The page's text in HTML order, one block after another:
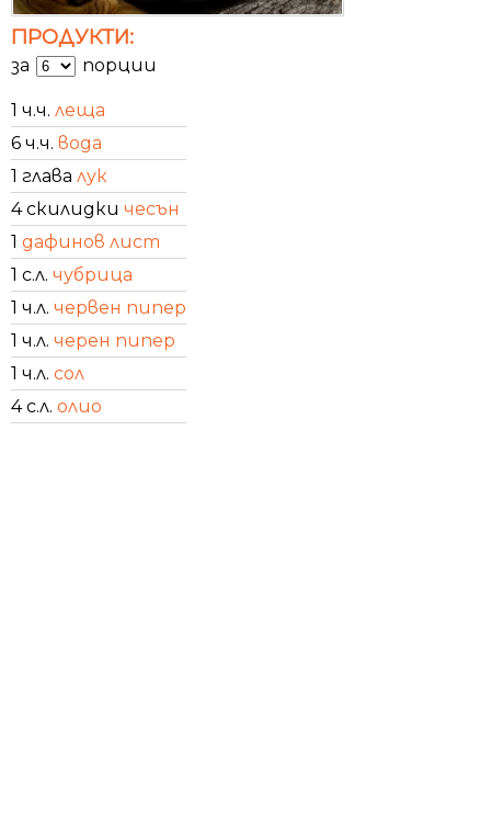
ПРОДУКТИ:
за порции
1 ч.ч. леща
6 ч.ч. вода
1 глава лук
4 скилидки чесън
1 дафинов лист
1 с.л. чубрица
1 ч.л. червен пипер
1 ч.л. черен пипер
1 ч.л. сол
4 с.л. олио